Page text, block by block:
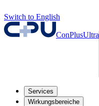
Switch to English
ConPlusUltra
Services
Wirkungsbereiche